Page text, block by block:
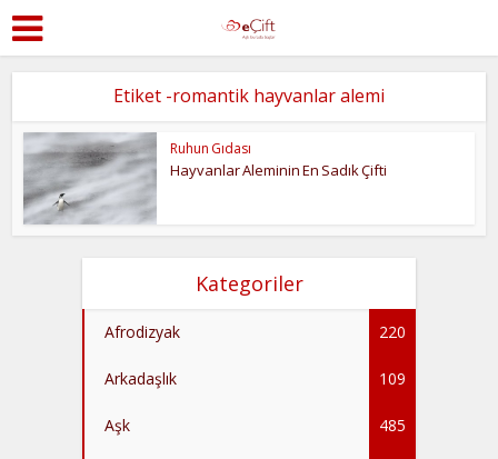
Etiket -romantik hayvanlar alemi
Ruhun Gıdası
Hayvanlar Aleminin En Sadık Çifti
Kategoriler
Afrodizyak 220
Arkadaşlık 109
Aşk 485